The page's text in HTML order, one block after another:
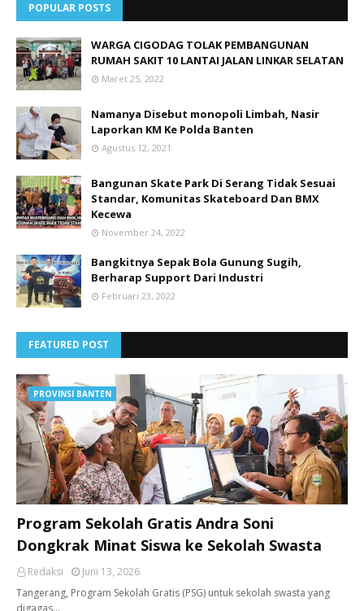
POPULAR POSTS
WARGA CIGODAG TOLAK PEMBANGUNAN
RUMAH SAKIT 10 LANTAI JALAN LINKAR SELATAN
Maret 25, 2022
Namanya Disebut monopoli Limbah, Nasir
Laporkan KM Ke Polda Banten
Agustus 12, 2021
Bangunan Skate Park Di Serang Tidak Sesuai
Standar, Komunitas Skateboard Dan BMX
Kecewa
November 24, 2022
Bangkitnya Sepak Bola Gunung Sugih,
Berharap Support Dari Industri
Februari 23, 2022
FEATURED POST
PROVINSI BANTEN
Program Sekolah Gratis Andra Soni
Dongkrak Minat Siswa ke Sekolah Swasta
Redaksi
Juni 13, 2026
Tangerang, ​Program Sekolah Gratis (PSG) untuk sekolah swasta yang